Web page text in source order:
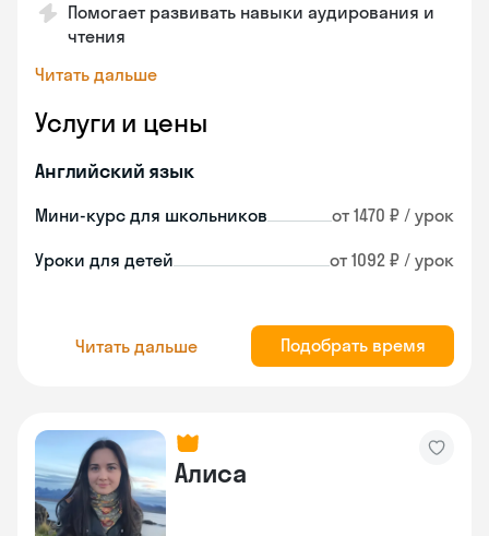
Помогает развивать навыки аудирования и
чтения
Читать дальше
Услуги и цены
Английский язык
Мини-курс для школьников от 1470 ₽ / урок
Уроки для детей от 1092 ₽ / урок
Читать дальше Подобрать время
Алиса